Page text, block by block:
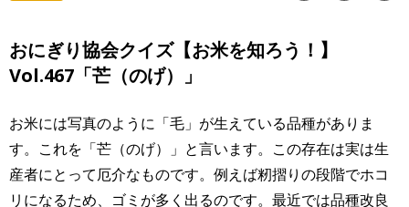
おにぎり協会クイズ【お米を知ろう！】
Vol.467「芒（のげ）」
お米には写真のように「毛」が生えている品種がありま
す。これを「芒（のげ）」と言います。この存在は実は生
産者にとって厄介なものです。例えば籾摺りの段階でホコ
リになるため、ゴミが多く出るのです。最近では品種改良